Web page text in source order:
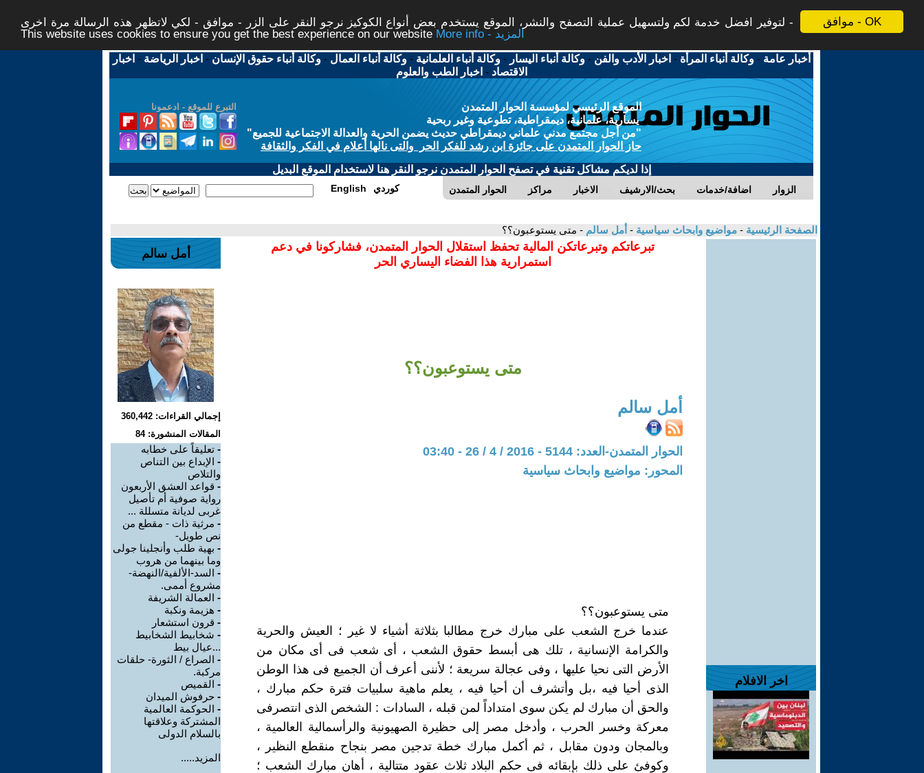
موافق - OK
لتوفير افضل خدمة لكم ولتسهيل عملية التصفح والنشر، الموقع يستخدم بعض أنواع الكوكيز نرجو النقر على الزر - موافق - لكي لاتظهر هذه الرسالة مرة اخرى -
This website uses cookies to ensure you get the best experience on our website
More info - المزيد
أخبار عامة -وكالة أنباء المرأة - اخبار الأدب والفن -وكالة أنباء اليسار -وكالة أنباء العلمانية -وكالة أنباء العمال -وكالة أنباء حقوق الإنسان - اخبار الرياضة - اخبار
الاقتصاد - اخبار الطب والعلوم
التبرع للموقع - ادعمونا
الموقع الرئيسي لمؤسسة الحوار المتمدن
يسارية، علمانية، ديمقراطية، تطوعية وغير ربحية
"من أجل مجتمع مدني علماني ديمقراطي حديث يضمن الحرية والعدالة الاجتماعية للجميع"
حاز الحوار المتمدن على جائزة ابن رشد للفكر الحر والتى نالها أعلام في الفكر والثقافة
إذا لديكم مشاكل تقنية في تصفح الحوار المتمدن نرجو النقر هنا لاستخدام الموقع البديل
الحوار المتمدن مراكز الاخبار بحث/الارشيف اضافة/خدمات الزوار English كوردي
الصفحة الرئيسية - مواضيع وابحاث سياسية - أمل سالم - متى يستوعبون؟؟
اخر الافلام
تبرعاتكم وتبرعاتكن المالية تحفظ استقلال الحوار المتمدن، فشاركونا في دعم
استمرارية هذا الفضاء اليساري الحر
متى يستوعبون؟؟
أمل سالم
الحوار المتمدن-العدد: 5144 - 2016 / 4 / 26 - 03:40
المحور: مواضيع وابحاث سياسية
متى يستوعبون؟؟
عندما خرج الشعب على مبارك خرج مطالبا بثلاثة أشياء لا غير ؛ العيش والحرية
والكرامة الإنسانية ، تلك هى أبسط حقوق الشعب ، أى شعب فى أى مكان من
الأرض التى نحيا عليها ، وفى عجالة سريعة ؛ لأننى أعرف أن الجميع فى هذا الوطن
الذى أحيا فيه ،بل وأتشرف أن أحيا فيه ، يعلم ماهية سلبيات فترة حكم مبارك ،
والحق أن مبارك لم يكن سوى امتداداً لمن قبله ، السادات : الشخص الذى انتصرفى
معركة وخسر الحرب ، وأدخل مصر إلى حظيرة الصهيونية والرأسمالية العالمية ،
وبالمجان ودون مقابل ، ثم أكمل مبارك خطة تدجين مصر بنجاح منقطع النظير ،
وكوفئ على ذلك بإبقائه فى حكم البلاد ثلاث عقود متتالية ، أهان مبارك الشعب ؛
أمل سالم
إجمالي القراءات: 360,442
المقالات المنشورة: 84
- تعليقاً على خطابه
- الإبداع بين التناص
والتلاص
- قواعد العشق الأربعون
رواية صوفية أم تأصيل
غربى لديانة متسللة ...
- مرثية ذات - مقطع من
نص طويل-
- بهية طلب وأنجلينا جولى
وما بينهما من هروب
- السد-الألفية/النهضة-
مشروع أممى.
- العمالة الشريفة
- هزيمة ونكبة
- قرون استشعار
- شخابيط الشخابيط
...عيال بيط
- الصراع / الثورة- حلقات
مركبة.
- القميص
- حرفوش الميدان
- الحوكمة العالمية
المشتركة وعلاقتها
بالسلام الدولى
المزيد.....